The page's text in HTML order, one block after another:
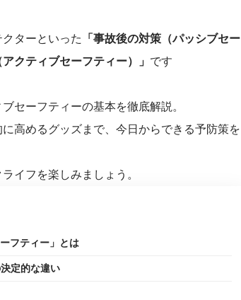
ターといった
「事故後の対策（パッシブセー
クティブセーフティー）」 です
セーフティーの基本を徹底解説。
高めるグッズまで、今日からできる予防策を
イフを楽しみましょう。
フティー」とは
定的な違い